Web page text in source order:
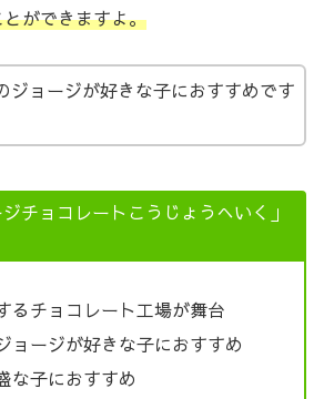
ができますよ。
ジョージが好きな子におすすめです
チョコレートこうじょうへいく」
るチョコレート工場が舞台
ョージが好きな子におすすめ
な子におすすめ